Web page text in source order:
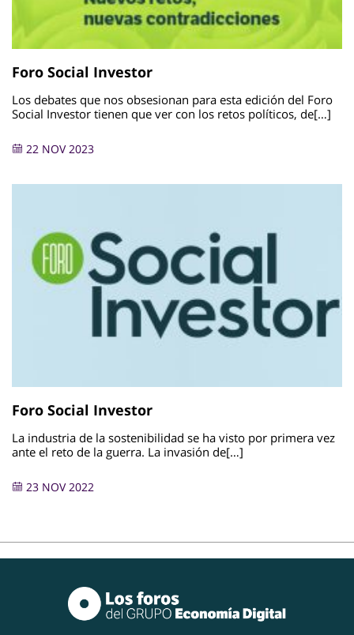
Foro Social Investor
Los debates que nos obsesionan para esta edición del Foro
Social Investor tienen que ver con los retos políticos, de[…]
22 NOV 2023
Foro Social Investor
La industria de la sostenibilidad se ha visto por primera vez
ante el reto de la guerra. La invasión de[…]
23 NOV 2022